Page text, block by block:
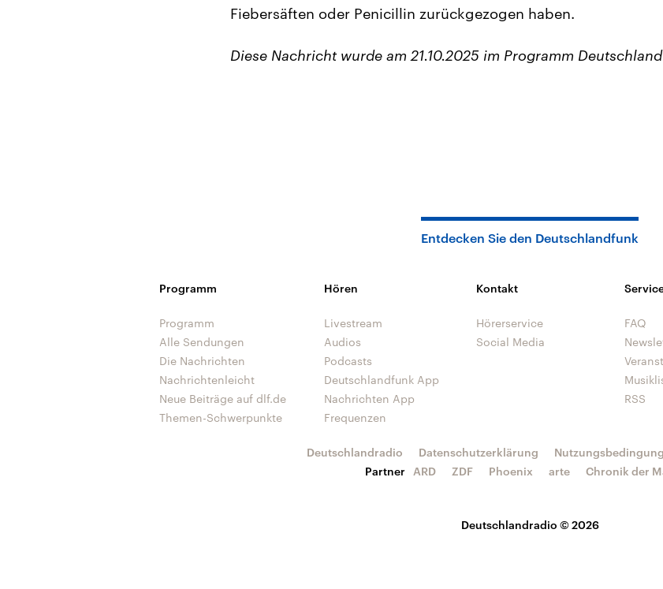
Fiebersäften oder Penicillin zurückgezogen haben.
Diese Nachricht wurde am 21.10.2025 im Programm
Entdecken Sie den Deutschlandfunk
Programm
Programm
Alle Sendungen
Die Nachrichten
Nachrichtenleicht
Neue Beiträge auf dlf.de
Themen-Schwerpunkte
Hören
Livestream
Audios
Podcasts
Deutschlandfunk App
Nachrichten App
Frequenzen
Kontakt
Hörerservice
Social Media
FAQ
RSS
Deutschlandradio © 2026
Deutschlandradio Datenschutzerklärung
Partner
ARD ZDF Phoenix arte Chronik der